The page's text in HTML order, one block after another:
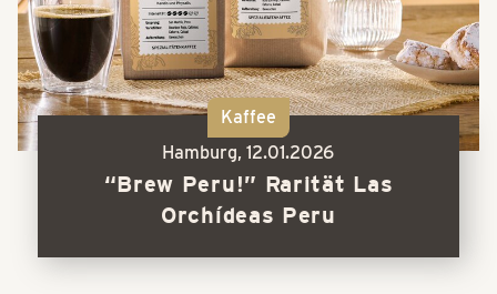
Kaffee
Hamburg,12.01.2026
“Brew Peru!” Rarität Las
Orchídeas Peru